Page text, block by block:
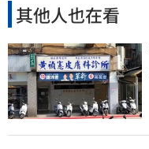
其他人也在看